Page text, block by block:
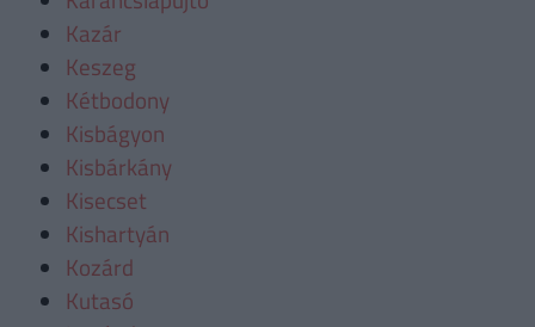
Kazár
Keszeg
Kétbodony
Kisbágyon
Kisbárkány
Kisecset
Kishartyán
Kozárd
Kutasó